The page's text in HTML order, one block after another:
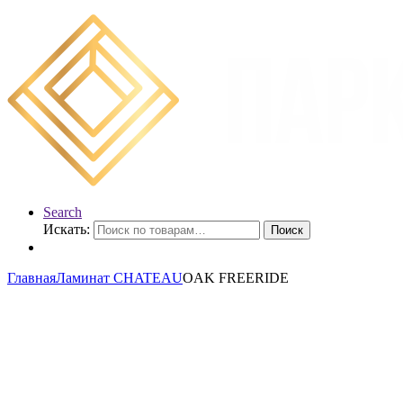
Search
Искать:
Поиск
ГлавнаяЛаминат CHATEAUOAK FREERIDE